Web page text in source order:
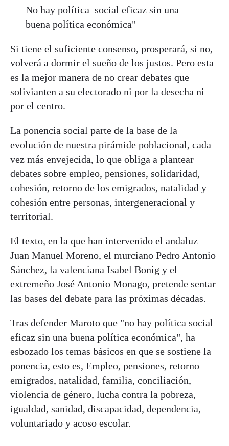
No hay política social eficaz sin una
buena política económica"
Si tiene el suficiente consenso, prosperará, si no,
volverá a dormir el sueño de los justos. Pero esta
es la mejor manera de no crear debates que
solivianten a su electorado ni por la desecha ni
por el centro.
La ponencia social parte de la base de la
evolución de nuestra pirámide poblacional, cada
vez más envejecida, lo que obliga a plantear
debates sobre empleo, pensiones, solidaridad,
cohesión, retorno de los emigrados, natalidad y
cohesión entre personas, intergeneracional y
territorial.
El texto, en la que han intervenido el andaluz
Juan Manuel Moreno, el murciano Pedro Antonio
Sánchez, la valenciana Isabel Bonig y el
extremeño José Antonio Monago, pretende sentar
las bases del debate para las próximas décadas.
Tras defender Maroto que "no hay política social
eficaz sin una buena política económica", ha
esbozado los temas básicos en que se sostiene la
ponencia, esto es, Empleo, pensiones, retorno
emigrados, natalidad, familia, conciliación,
violencia de género, lucha contra la pobreza,
igualdad, sanidad, discapacidad, dependencia,
voluntariado y acoso escolar.